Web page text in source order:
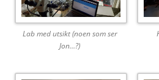
Lab med utsikt (noen som ser
Jon…?)